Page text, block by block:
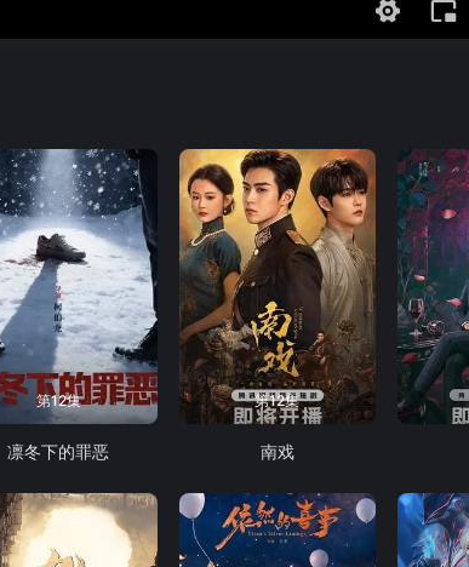
第12集
凛冬下的罪恶
第12集
南戏